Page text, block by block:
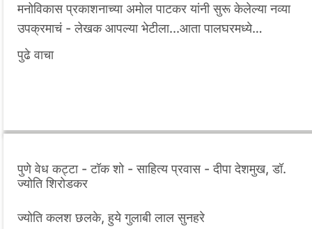
मनोविकास प्रकाशनाच्या अमोल पाटकर यांनी सुरू केलेल्या नव्‍या
उपक्रमाचं - लेखक आपल्या भेटीला...आता पालघरमध्ये…
पुढे वाचा
पुणे वेध कट्टा - टॉक शो - साहित्य प्रवास - दीपा देशमुख, डॉ.
ज्योति शिरोडकर
ज्योति कलश छलके, हुये गुलाबी लाल सुनहरे